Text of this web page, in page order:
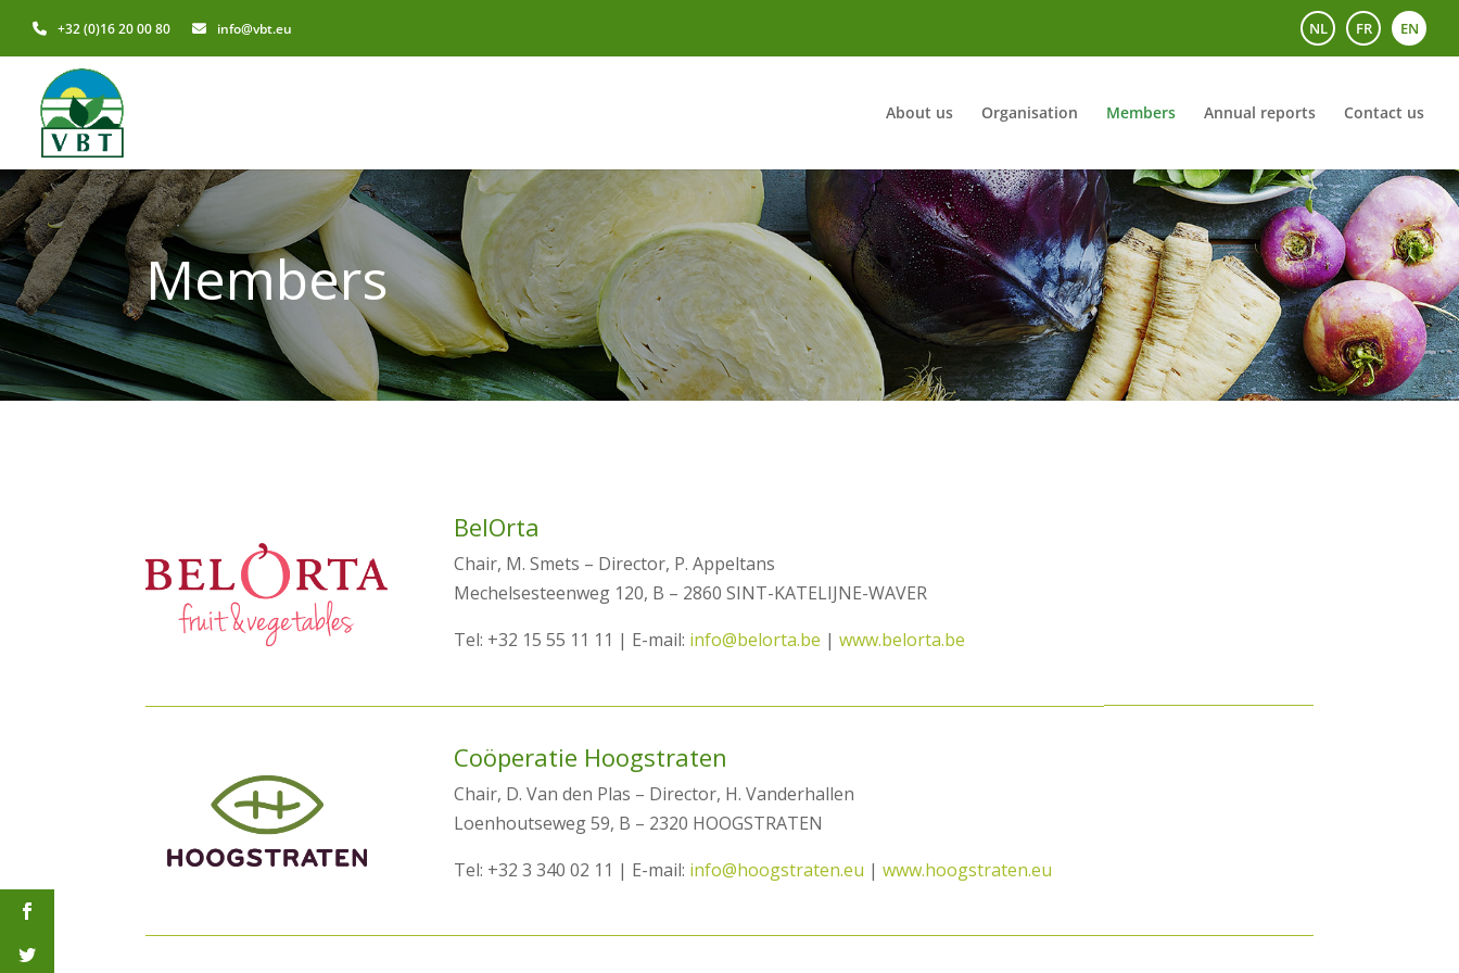
+32 (0)16 20 00 80 info@vbt.eu NL FR EN
About us Organisation Members Annual reports Contact us
Members
BelOrta
Chair, M. Smets – Director, P. Appeltans
Mechelsesteenweg 120, B – 2860 SINT-KATELIJNE-WAVER
Tel: +32 15 55 11 11 | E-mail: info@belorta.be | www.belorta.be
Coöperatie Hoogstraten
Chair, D. Van den Plas – Director, H. Vanderhallen
Loenhoutseweg 59, B – 2320 HOOGSTRATEN
Tel: +32 3 340 02 11 | E-mail: info@hoogstraten.eu | www.hoogstraten.eu